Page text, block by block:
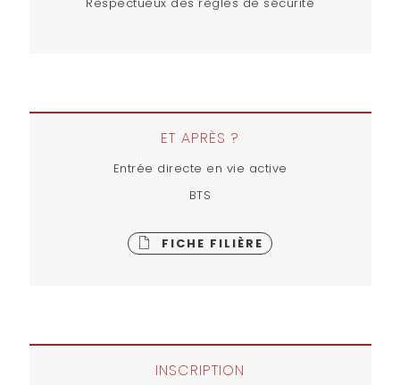
ET APRÈS ?
Entrée directe en vie active
BTS
FICHE FILIÈRE
INSCRIPTION